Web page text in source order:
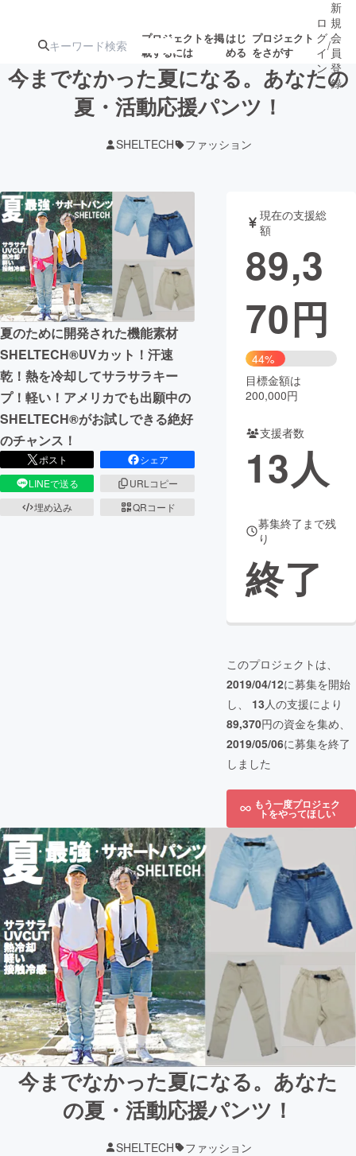
プロジェクトを掲
載するには
はじ
める
プロジェクト
をさがす
ジェクト
ロジェクト
アート・写真 音楽
テクノロジー・ガジェット ゲーム・
映像・映画 書籍・雑誌
ビジネス・起業 チャレンジ
まちづくり・地域活性化
CAMPFIRE for Social Good
CAMPFIRE Creation
CAMPFIREふるさと納税
コミュニティ
ロ
グ
イ
ン
/
新
規
会
員
登
録
今までなかった夏になる。あなたの
夏・活動応援パンツ！
SHELTECH ファッション
夏のために開発された機能素材
SHELTECH®UVカット！汗速
乾！熱を冷却してサラサラキー
プ！軽い！アメリカでも出願中の
SHELTECH®がお試しできる絶好
のチャンス！
ポスト
シェア
LINEで送る
URLコピー
埋め込み
QRコード
現在の支援総
額
89,3
70円
44%
目標金額は
200,000円
支援者数
13人
募集終了まで残
り
終了
このプロジェクトは、
2019/04/12に募集を開始
し、 13人の支援により
89,370円の資金を集め、
2019/05/06に募集を終了
しました
もう一度プロジェク
トをやってほしい
今までなかった夏になる。あなた
の夏・活動応援パンツ！
SHELTECH ファッション